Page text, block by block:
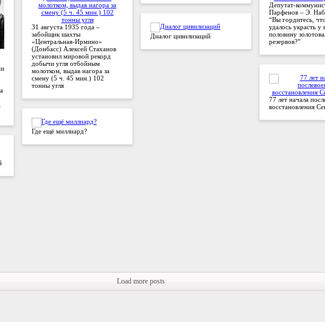
31 августа 1935 года –
забойщик шахты
«Центральная-Ирмино»
(Донбасс) Алексей Стаханов
установил мировой рекорд
добычи угля отбойным
молотком, выдав нагора за
смену (5 ч. 45 мин.) 102
тонны угля
Где ещё миллиард?
Диалог цивилизаций
Депутат-
Парфенов – Э.
“Вы гордитесь,
удалось украсть у
половину
резервов?”
77 лет начала
восстановления
Load more posts